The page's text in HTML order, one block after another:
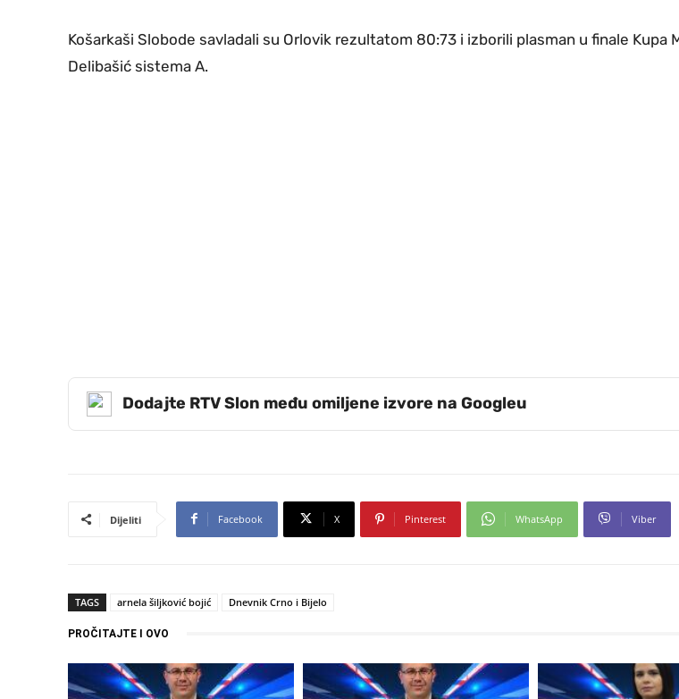
Košarkaši Slobode savladali su Orlovik rezultatom 80:73 i izborili plasman u finale Kupa
Delibašić sistema A.
Dodajte RTV Slon među omiljene izvore na Googleu
Dijeliti Facebook X Pinterest WhatsApp Viber
TAGS arnela šiljković bojić Dnevnik Crno i Bijelo
PROČITAJTE I OVO